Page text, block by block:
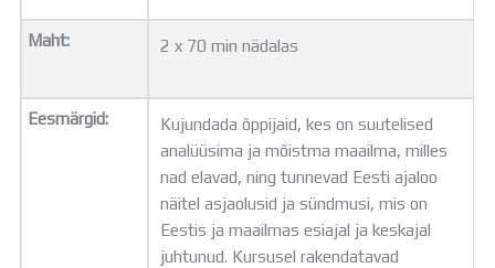
Uudised
Vilistlastele
Toitlustamine
Virtuaaltuur
Õpilasesindus
Kontaktid
Tööpakkumised
Maht: 2 x 70 min nädalas
Eesmärgid:
Kujundada õppijaid, kes on suutelised
analüüsima ja mõistma maailma, milles
nad elavad, ning tunnevad Eesti ajaloo
näitel asjaolusid ja sündmusi, mis on
Eestis ja maailmas esiajal ja keskajal
juhtunud. Kursusel rakendatavad